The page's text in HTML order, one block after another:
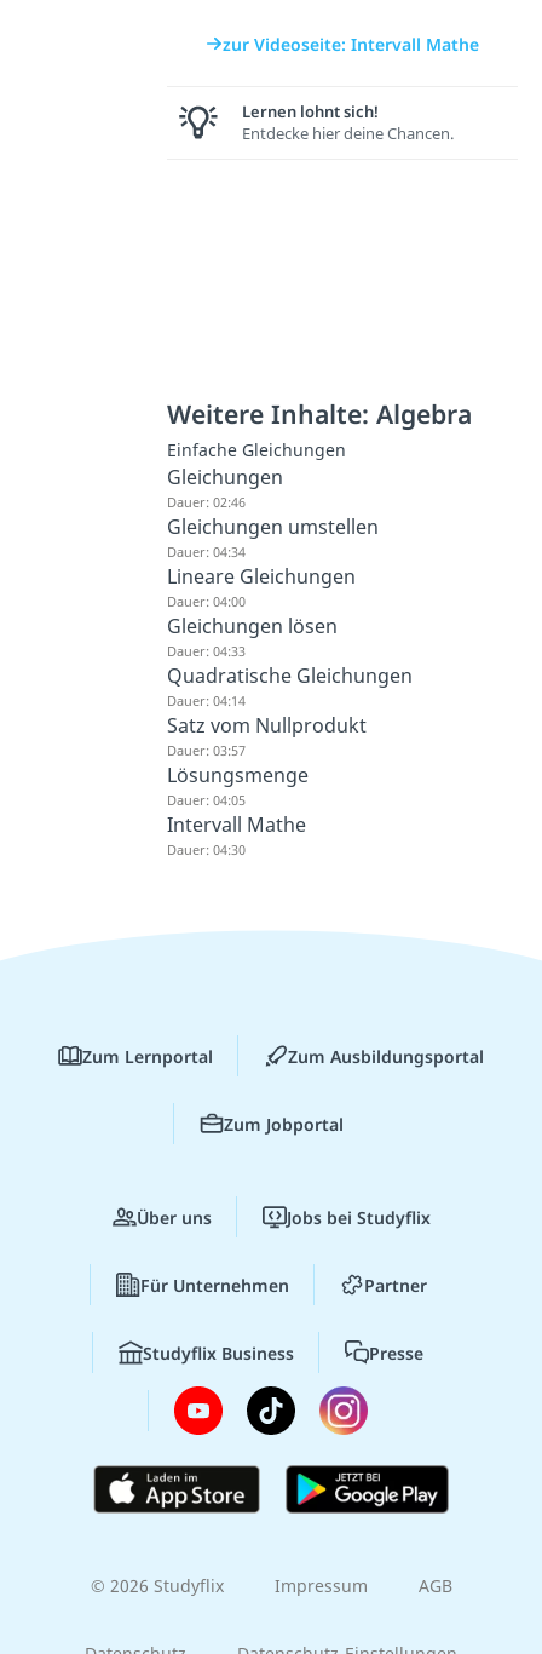
zur Videoseite: Intervall Mathe
Lernen lohnt sich!
Entdecke hier deine Chancen.
Weitere Inhalte: Algebra
Einfache Gleichungen
Gleichungen
Dauer: 02:46
Gleichungen umstellen
Dauer: 04:34
Lineare Gleichungen
Dauer: 04:00
Gleichungen lösen
Dauer: 04:33
Quadratische Gleichungen
Dauer: 04:14
Satz vom Nullprodukt
Dauer: 03:57
Lösungsmenge
Dauer: 04:05
Intervall Mathe
Dauer: 04:30
Zum Lernportal Zum Ausbildungsportal
Zum Jobportal
Über uns Jobs bei Studyflix
Für Unternehmen Partner
Studyflix Business Presse
© 2026 Studyflix Impressum AGB